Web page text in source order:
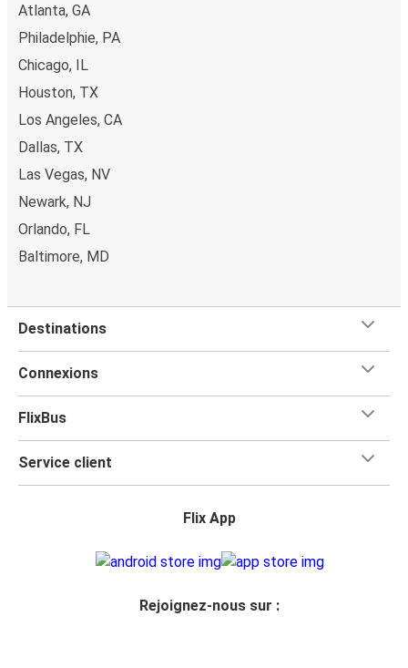
Atlanta, GA
Philadelphie, PA
Chicago, IL
Houston, TX
Los Angeles, CA
Dallas, TX
Las Vegas, NV
Newark, NJ
Orlando, FL
Baltimore, MD
Destinations
Connexions
FlixBus
Service client
Flix App
Rejoignez-nous sur :